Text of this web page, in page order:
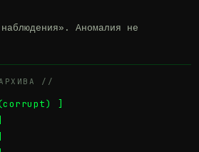
Аномалия не
//
(corrupt) ]